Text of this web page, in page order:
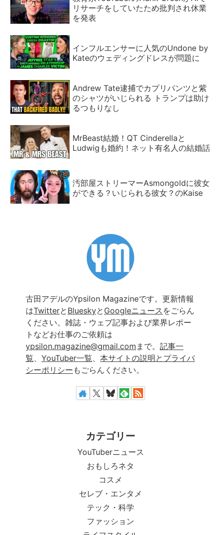
リサーチをしていたため批判され休業
を発表
インフルエンサーに人気のUndone by
Kateのウェディングドレスが問題に
Andrew Tate逮捕でカプリパンツと紫
のシャツがいじられる トランプは助け
るつもりなし
MrBeast結婚！QT Cinderellaと
Ludwigも婚約！ネット有名人の結婚話
汚部屋ストリーマーAsmongoldに彼女
ができる？いじられる彼女？のKaise
古田アデルのYpsilon Magazineです。更新情報
はTwitterと Blueskyと Googleニュース をごらん
ください。雑誌・ウェブ記事および業界レポー
トなどお仕事のご依頼は
ypsilon.magazine@gmail.com まで。 記事一
覧
YouTuber一覧
本サイトの説明とプライバ
シーポリシー もごらんください。
カテゴリー
YouTuberニュース
おもしろネタ
コスメ
セレブ・エンタメ
テック・科学
ファッション